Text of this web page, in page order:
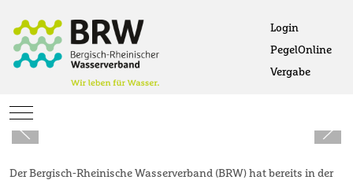
Login
PegelOnline
Vergabe
Mobile Menu Toggle
Der Bergisch-Rheinische Wasserverband (BRW) hat bereits in der